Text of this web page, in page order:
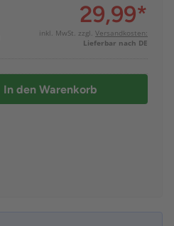
29,99*
inkl. MwSt. zzgl. Versandkosten:
Lieferbar nach DE
In den Warenkorb